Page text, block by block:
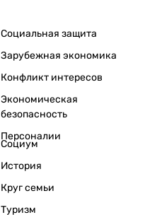
Социальная защита
Зарубежная экономика
Конфликт интересов
Экономическая
безопасность
Персоналии
Социум
История
Круг семьи
Туризм